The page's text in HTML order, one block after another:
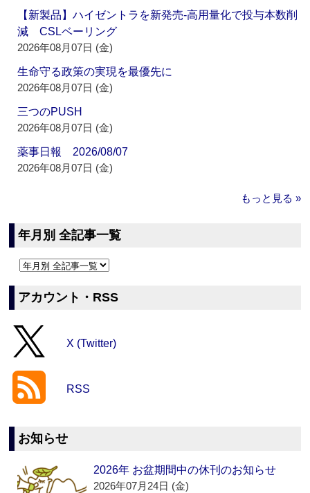
【新製品】ハイゼントラを新発売‐高用量化で投与本数削
減 CSLベーリング
2026年08月07日 (金)
生命守る政策の実現を最優先に
2026年08月07日 (金)
三つのPUSH
2026年08月07日 (金)
薬事日報 2026/08/07
2026年08月07日 (金)
もっと見る »
年月別 全記事一覧
アカウント・RSS
X (Twitter)
RSS
お知らせ
2026年 お盆期間中の休刊のお知らせ
2026年07月24日 (金)